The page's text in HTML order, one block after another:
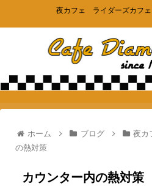
夜カフェ ライダーズカフ
ホーム ブログ 夜カ
の熱対策
カウンター内の熱対策